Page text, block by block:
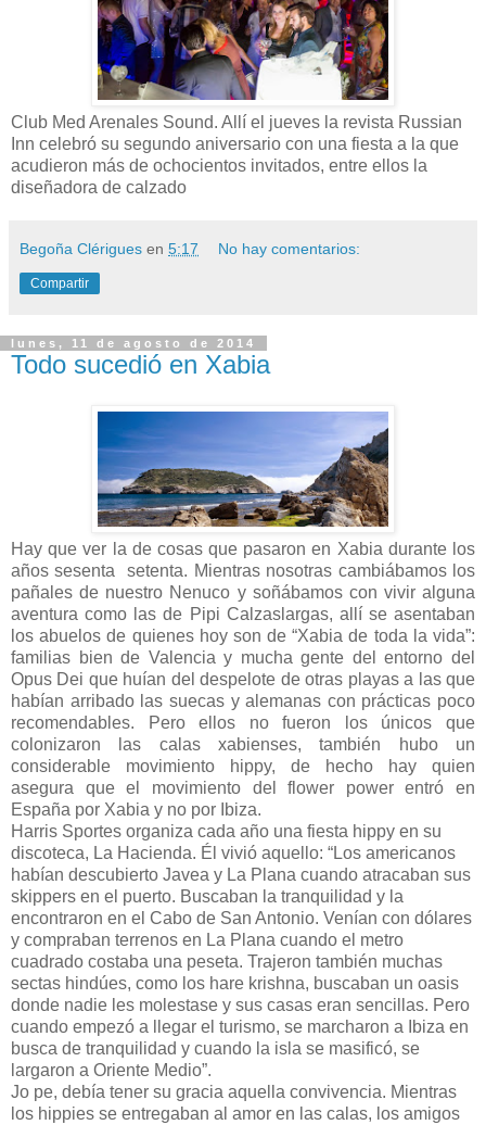
Club Med Arenales Sound. Allí el jueves la revista Russian
Inn celebró su segundo aniversario con una fiesta a la que
acudieron más de ochocientos invitados, entre ellos la
diseñadora de calzado
Begoña Clérigues en 5:17 No hay comentarios:
Compartir
lunes, 11 de agosto de 2014
Todo sucedió en Xabia
Hay que ver la de cosas que pasaron en Xabia durante los
años sesenta setenta. Mientras nosotras cambiábamos los
pañales de nuestro Nenuco y soñábamos con vivir alguna
aventura como las de Pipi Calzaslargas, allí se asentaban
los abuelos de quienes hoy son de “Xabia de toda la vida”:
familias bien de Valencia y mucha gente del entorno del
Opus Dei que huían del despelote de otras playas a las que
habían arribado las suecas y alemanas con prácticas poco
recomendables. Pero ellos no fueron los únicos que
colonizaron las calas xabienses, también hubo un
considerable movimiento hippy, de hecho hay quien
asegura que el movimiento del flower power entró en
España por Xabia y no por Ibiza.
Harris Sportes organiza cada año una fiesta hippy en su
discoteca, La Hacienda. Él vivió aquello: “Los americanos
habían descubierto Javea y La Plana cuando atracaban sus
skippers en el puerto. Buscaban la tranquilidad y la
encontraron en el Cabo de San Antonio. Venían con dólares
y compraban terrenos en La Plana cuando el metro
cuadrado costaba una peseta. Trajeron también muchas
sectas hindúes, como los hare krishna, buscaban un oasis
donde nadie les molestase y sus casas eran sencillas. Pero
cuando empezó a llegar el turismo, se marcharon a Ibiza en
busca de tranquilidad y cuando la isla se masificó, se
largaron a Oriente Medio”.
Jo pe, debía tener su gracia aquella convivencia. Mientras
los hippies se entregaban al amor en las calas, los amigos